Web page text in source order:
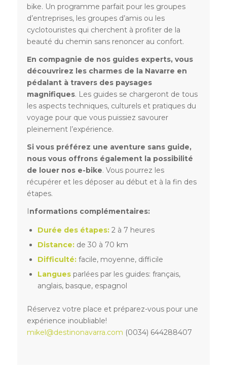
bike. Un programme parfait pour les groupes
d’entreprises, les groupes d’amis ou les
cyclotouristes qui cherchent à profiter de la
beauté du chemin sans renoncer au confort.
En compagnie de nos guides experts, vous
découvrirez les charmes de la Navarre en
pédalant à travers des paysages
magnifiques. Les guides se chargeront de tous
les aspects techniques, culturels et pratiques du
voyage pour que vous puissiez savourer
pleinement l’expérience.
Si vous préférez une aventure sans guide,
nous vous offrons également la possibilité
de louer nos e-bike. Vous pourrez les
récupérer et les déposer au début et à la fin des
étapes.
Informations complémentaires:
Durée des étapes:2 à 7 heures
Distance:de 30 à 70 km
Difficulté:facile, moyenne, difficile
Languesparlées par les guides: français,
anglais, basque, espagnol
Réservez votre place et préparez-vous pour une
expérience inoubliable!
mikel@destinonavarra.com (0034) 644288407